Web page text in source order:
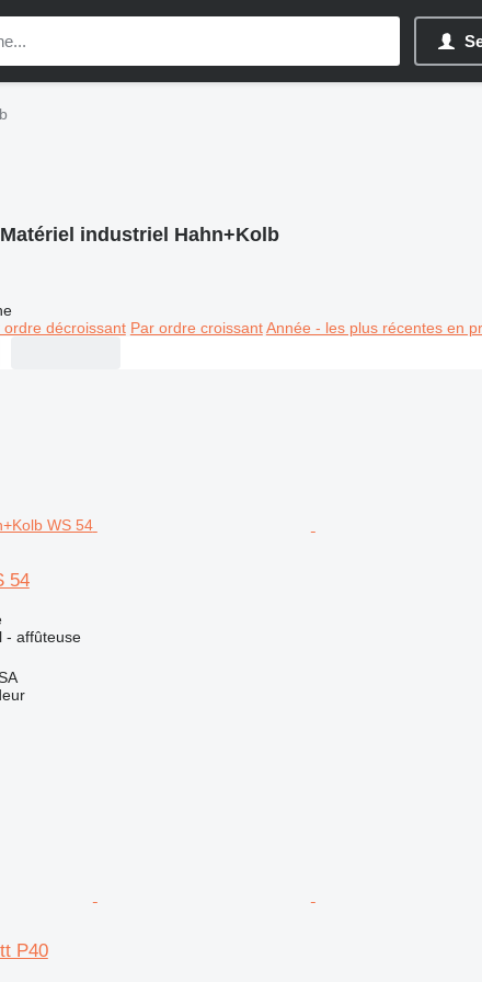
Matériel industriel Hahn+Kolb
ordre décroissant Par ordre croissant Année - les plus récentes en
54
- affûteuse
P40